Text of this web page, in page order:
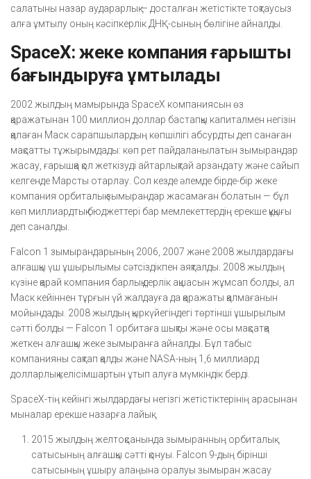
салатыны назар аударарлық — досталған жетістікте тоқтаусыз
алға ұмтылу оның кәсіпкерлік ДНҚ-сының бөлігіне айналды.
SpaceX: жеке компания ғарышты
бағындыруға ұмтылады
2002 жылдың мамырында SpaceX компаниясын өз
қаражатынан 100 миллион доллар бастапқы капиталмен негізін
қалаған Маск сарапшылардың көпшілігі абсурдты деп санаған
мақсатты тұжырымдады: көп рет пайдаланылатын зымырандар
жасау, ғарышқа қол жеткізуді айтарлықтай арзандату және сайып
келгенде Марсты отарлау. Сол кезде әлемде бірде-бір жеке
компания орбиталық зымырандар жасамаған болатын — бұл
көп миллиардтық бюджеттері бар мемлекеттердің ерекше құқығы
деп саналды.
Falcon 1 зымырандарының 2006, 2007 және 2008 жылдардағы
алғашқы үш ұшырылымы сәтсіздікпен аяқталды. 2008 жылдың
күзіне қарай компания барлық дерлік ақшасын жұмсап болды, ал
Маск кейіннен тұрғын үй жалдауға да қаражаты қалмағанын
мойындады. 2008 жылдың қыркүйегіндегі төртінші ұшырылым
сәтті болды — Falcon 1 орбитаға шықты және осы мақсатқа
жеткен алғашқы жеке зымыранға айналды. Бұл табыс
компанияны сақтап қалды және NASA-ның 1,6 миллиард
долларлық келісімшартын ұтып алуға мүмкіндік берді.
SpaceX-тің кейінгі жылдардағы негізгі жетістіктерінің арасынан
мыналар ерекше назарға лайық:
2015 жылдың желтоқсанында зымыранның орбиталық
сатысының алғашқы сәтті қонуы. Falcon 9-дың бірінші
сатысының ұшыру алаңына оралуы зымыран жасау